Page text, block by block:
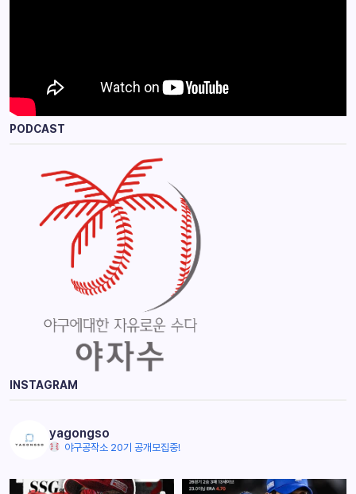
PODCAST
INSTAGRAM
yagongso
야구공작소 20기 공개모집중!